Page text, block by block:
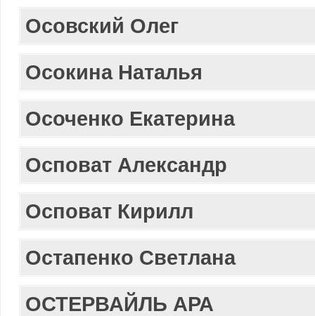
Осовский Олег
Осокина Наталья
Осоченко Екатерина
Осповат Александр
Осповат Кирилл
Остапенко Светлана
ОСТЕРВАЙЛЬ АРА